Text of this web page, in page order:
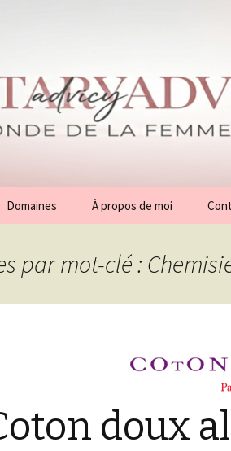
Domaines
Généralités
Les petits délices
À propos de moi
par mot-clé :
doux